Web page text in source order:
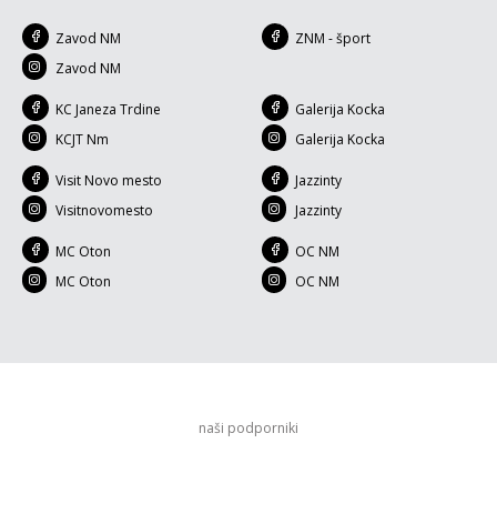
Zavod NM
Zavod NM
ZNM - šport
KC Janeza Trdine
KCJT Nm
Galerija Kocka
Galerija Kocka
Visit Novo mesto
Visitnovomesto
Jazzinty
Jazzinty
MC Oton
MC Oton
OC NM
OC NM
naši podporniki